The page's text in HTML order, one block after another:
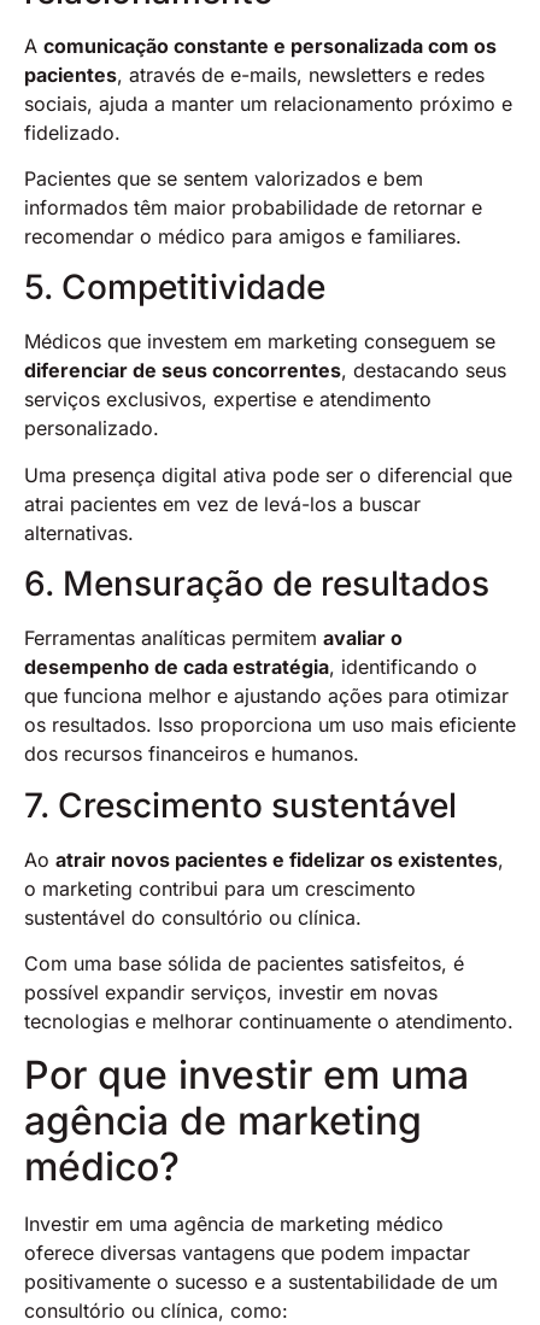
A comunicação constante e personalizada com os
pacientes, através de e-mails, newsletters e redes
sociais, ajuda a manter um relacionamento próximo e
fidelizado.
Pacientes que se sentem valorizados e bem
informados têm maior probabilidade de retornar e
recomendar o médico para amigos e familiares.
5. Competitividade
Médicos que investem em marketing conseguem se
diferenciar de seus concorrentes, destacando seus
serviços exclusivos, expertise e atendimento
personalizado.
Uma presença digital ativa pode ser o diferencial que
atrai pacientes em vez de levá-los a buscar
alternativas.
6. Mensuração de resultados
Ferramentas analíticas permitem avaliar o
desempenho de cada estratégia, identificando o
que funciona melhor e ajustando ações para otimizar
os resultados. Isso proporciona um uso mais eficiente
dos recursos financeiros e humanos.
7. Crescimento sustentável
Ao atrair novos pacientes e fidelizar os existentes,
o marketing contribui para um crescimento
sustentável do consultório ou clínica.
Com uma base sólida de pacientes satisfeitos, é
possível expandir serviços, investir em novas
tecnologias e melhorar continuamente o atendimento.
Por que investir em uma
agência de marketing
médico?
Investir em uma agência de marketing médico
oferece diversas vantagens que podem impactar
positivamente o sucesso e a sustentabilidade de um
consultório ou clínica, como: